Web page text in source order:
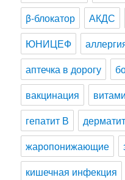
β-блокатор
АКДС
ЮНИЦЕФ
аптечка в дорогу
вакцинация
гепатит В
дерматит
жаропонижающие
кишечная инфекция